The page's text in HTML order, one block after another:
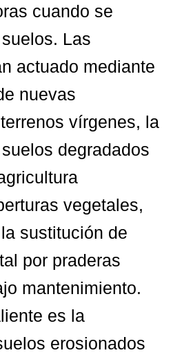
cuando se
Las
actuado mediante
nuevas
vírgenes, la
degradados
vegetales,
sustitución de
por praderas
mantenimiento.
erosionados